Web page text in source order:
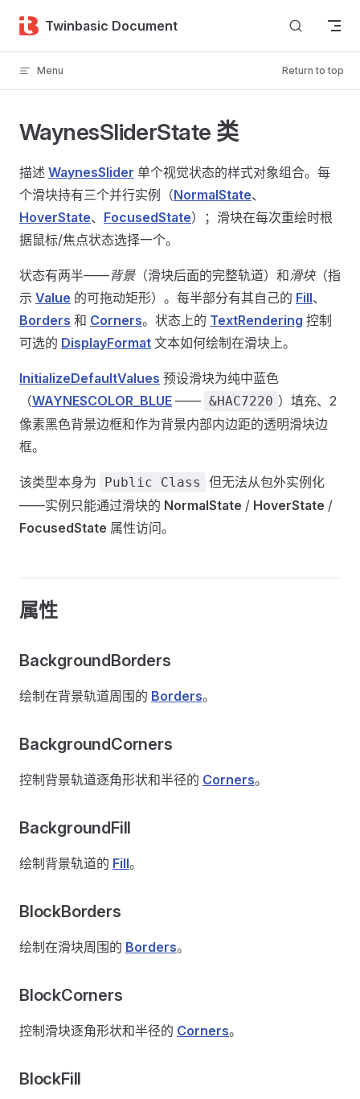
Skip to content
Twinbasic Document
Menu Return to top
WaynesSliderState 类
描述 WaynesSlider 单个视觉状态的样式对象组合。每
个滑块持有三个并行实例（NormalState、
HoverState、 FocusedState）；滑块在每次重绘时根
据鼠标/焦点状态选择一个。
状态有两半——背景（滑块后面的完整轨道）和滑块（指
示 Value 的可拖动矩形）。每半部分有其自己的 Fill、
Borders 和 Corners。状态上的 TextRendering 控制
可选的 DisplayFormat 文本如何绘制在滑块上。
InitializeDefaultValues 预设滑块为纯中蓝色
（WAYNESCOLOR_BLUE —— &HAC7220 ）填充、2
像素黑色背景边框和作为背景内部内边距的透明滑块边
框。
该类型本身为 Public Class
但无法从包外实例化
——实例只能通过滑块的 NormalState / HoverState /
FocusedState 属性访问。
属性
BackgroundBorders
绘制在背景轨道周围的 Borders。
BackgroundCorners
控制背景轨道逐角形状和半径的 Corners。
BackgroundFill
绘制背景轨道的 Fill。
BlockBorders
绘制在滑块周围的 Borders。
BlockCorners
控制滑块逐角形状和半径的 Corners。
BlockFill